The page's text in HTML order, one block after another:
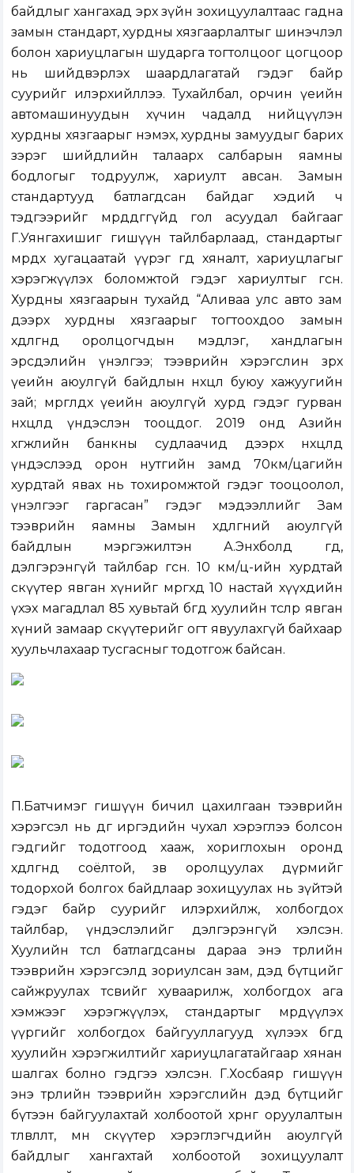
байдлыг хангахад эрх зүйн зохицуулалтаас гадна
замын стандарт, хурдны хязгаарлалтыг шинэчлэл
болон хариуцлагын шударга тогтолцоог цогцоор
нь шийдвэрлэх шаардлагатай гэдэг байр
суурийг илэрхийллээ. Тухайлбал, орчин үеийн
автомашинуудын хүчин чадалд нийцүүлэн
хурдны хязгаарыг нэмэх, хурдны замуудыг барих
зэрэг шийдлийн талаарх салбарын яамны
бодлогыг тодруулж, хариулт авсан. Замын
стандартууд батлагдсан байдаг хэдий ч
тэдгээрийг мөрддөггүйд гол асуудал байгааг
Г.Уянгахишиг гишүүн тайлбарлаад, стандартыг
мөрдөх хугацаатай үүрэг өгөөд хяналт, хариуцлагыг
хэрэгжүүлэх боломжтой гэдэг хариултыг өгсөн.
Хурдны хязгаарын тухайд “Аливаа улс авто зам
дээрх хурдны хязгаарыг тогтоохдоо замын
хөдөлгөөнд оролцогчдын мэдлэг, хандлагын
эрсдэлийн үнэлгээ; тээврийн хэрэгслин зөрөх
үеийн аюулгүй байдлын нөхцөл буюу хажуугийн
зай; мөргөлдөх үеийн аюулгүй хурд гэдэг гурван
нөхцөлд үндэслэн тооцдог. 2019 онд Азийн
хөгжлийн банкны судлаачид дээрх нөхцөлд
үндэслээд орон нутгийн замд 70км/цагийн
хурдтай явах нь тохиромжтой гэдэг тооцоолол,
үнэлгээг гаргасан” гэдэг мэдээллийг Зам
тээврийн яамны Замын хөдөлгөөний аюулгүй
байдлын мэргэжилтэн А.Энхболд өгөөд,
дэлгэрэнгүй тайлбар өгсөн. 10 км/ц-ийн хурдтай
скүүтер явган хүнийг мөргөхөд 10 настай хүүхдийн
үхэх магадлал 85 хувьтай бөгөөд хуулийн төслөөр явган
хүний замаар скүүтерийг огт явуулахгүй байхаар
хуульчлахаар тусгасныг тодотгож байсан.
П.Батчимэг гишүүн бичил цахилгаан тээврийн
хэрэгсэл нь өдгөө иргэдийн чухал хэрэглээ болсон
гэдгийг тодотгоод хааж, хориглохын оронд
хөдөлгөөнд соёлтой, зөв оролцуулах дүрмийг
тодорхой болгох байдлаар зохицуулах нь зүйтэй
гэдэг байр суурийг илэрхийлж, холбогдох
тайлбар, үндэслэлийг дэлгэрэнгүй хэлсэн.
Хуулийн төсөл батлагдсаны дараа энэ төрлийн
тээврийн хэрэгсэлд зориулсан зам, дэд бүтцийг
сайжруулах төсвийг хуваарилж, холбогдох ага
хэмжээг хэрэгжүүлэх, стандартыг мөрдүүлэх
үүргийг холбогдох байгууллагууд хүлээх бөгөөд
хуулийн хэрэгжилтийг хариуцлагатайгаар хянан
шалгах болно гэдгээ хэлсэн. Г.Хосбаяр гишүүн
энэ төрлийн тээврийн хэрэгслийн дэд бүтцийг
бүтээн байгуулахтай холбоотой хөрөнгө оруулалтын
төлөвлөлт, мөн скүүтер хэрэглэгчдийн аюулгүй
байдлыг хангахтай холбоотой зохицуулалт